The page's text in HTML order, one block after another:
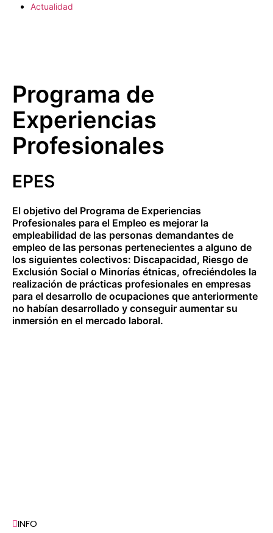
Actualidad
Programa de
Experiencias
Profesionales
EPES
El objetivo del Programa de Experiencias
Profesionales para el Empleo es mejorar la
empleabilidad de las personas demandantes de
empleo de las personas pertenecientes a alguno de
los siguientes colectivos: Discapacidad, Riesgo de
Exclusión Social o Minorías étnicas, ofreciéndoles la
realización de prácticas profesionales en empresas
para el desarrollo de ocupaciones que anteriormente
no habían desarrollado y conseguir aumentar su
inmersión en el mercado laboral.
INFO